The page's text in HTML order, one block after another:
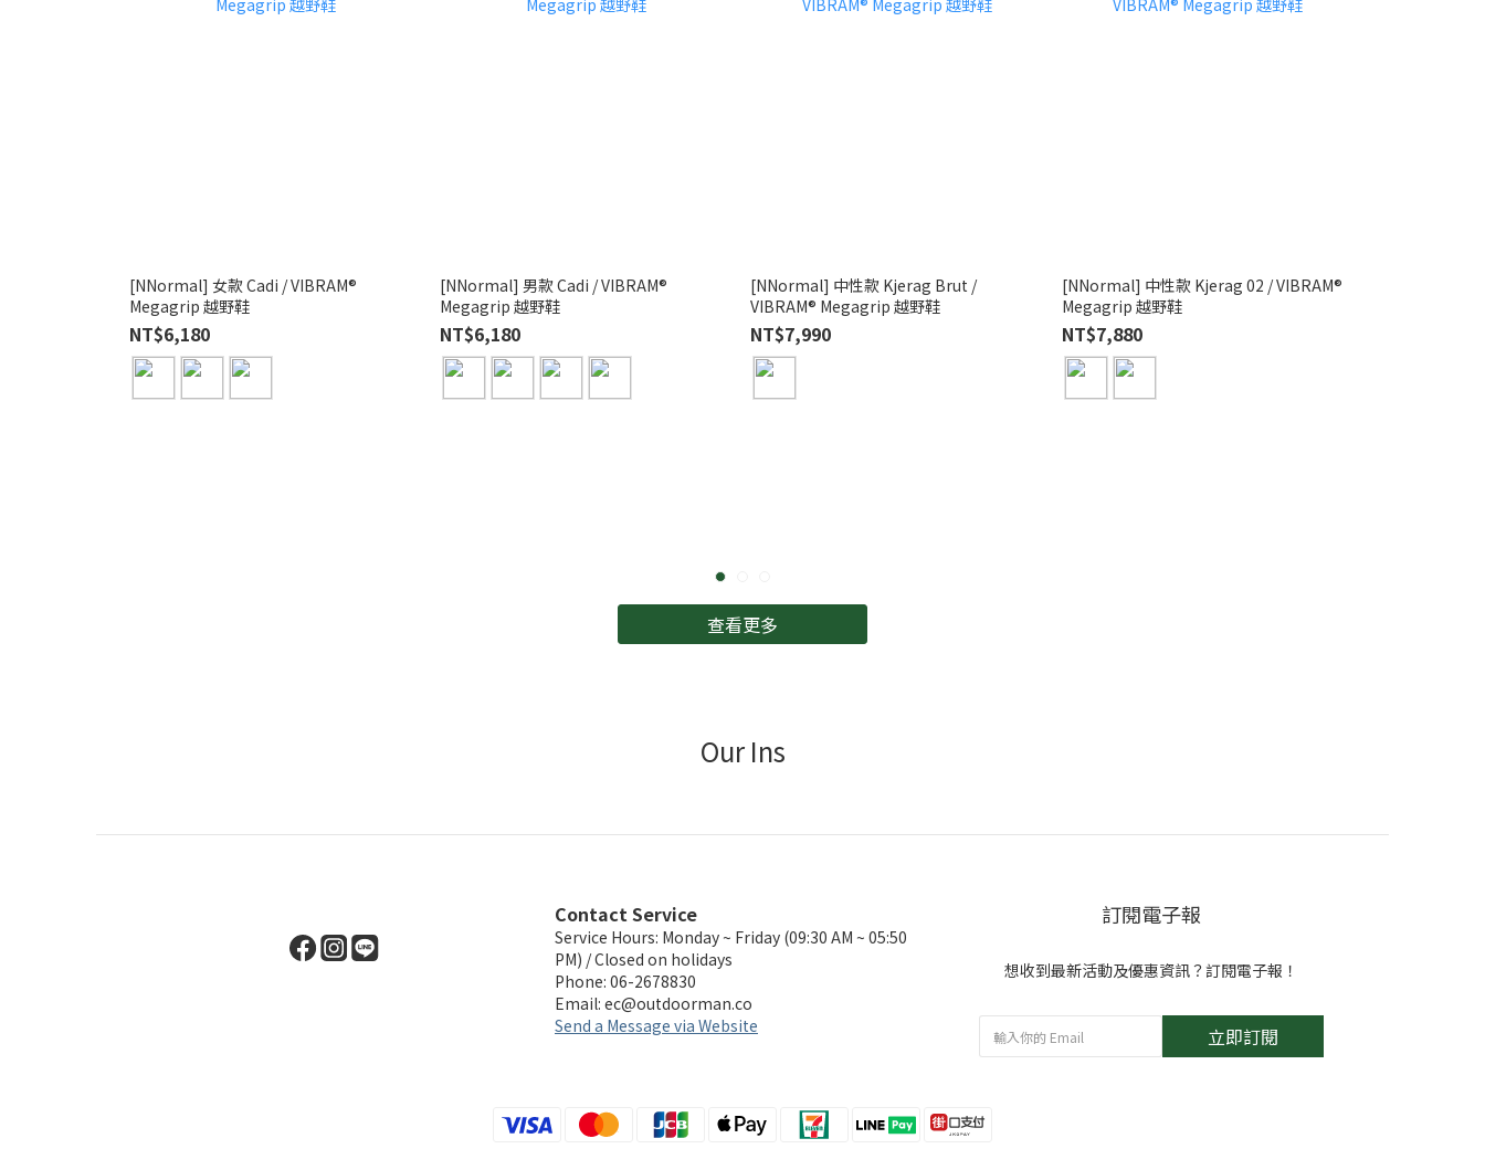
[NNormal] 女款 Cadi / VIBRAM®
Megagrip 越野鞋
NT$6,180
[NNormal] 男款 Cadi / VIBRAM®
Megagrip 越野鞋
NT$6,180
[NNormal] 中性款 Kjerag Brut /
VIBRAM® Megagrip 越野鞋
NT$7,990
[NNormal] 中性款 Kjerag 02 / VIBRAM®
Megagrip 越野鞋
NT$7,880
查看更多
Our Ins
Contact Service
Service Hours: Monday ~ Friday (09:30 AM ~ 05:50
PM) / Closed on holidays
Phone: 06-2678830
Email: ec@outdoorman.co
Send a Message via Website
訂閱電子報
想收到最新活動及優惠資訊？訂閱電子報！
立即訂閱